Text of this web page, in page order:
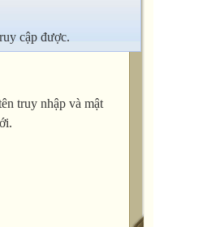
cập được.
truy nhập và mật